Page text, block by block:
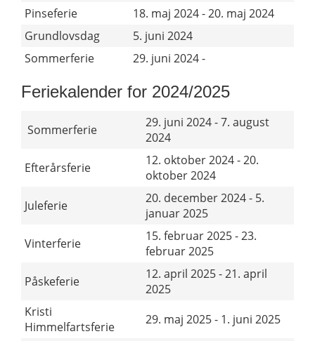
Pinseferie
18. maj 2024 - 20. maj 2024
Grundlovsdag
5. juni 2024
Sommerferie
29. juni 2024 -
Feriekalender for 2024/2025
Sommerferie
29. juni 2024 - 7. august
2024
Efterårsferie
12. oktober 2024 - 20.
oktober 2024
Juleferie
20. december 2024 - 5.
januar 2025
Vinterferie
15. februar 2025 - 23.
februar 2025
Påskeferie
12. april 2025 - 21. april
2025
Kristi
Himmelfartsferie
29. maj 2025 - 1. juni 2025